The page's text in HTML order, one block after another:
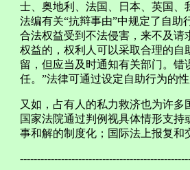
士、奥地利、法国、日本、英国
法编有关“抗辩事由”中规定了自助
合法权益受到不法侵害，来不及
权益的，权利人可以采取合理的
留，但应当及时通知有关部门。
任。”法律可通过设定自助行为的
又如，占有人的私力救济也为许
国家法院通过判例视具体情形支
事和解的制度化；国际法上报复